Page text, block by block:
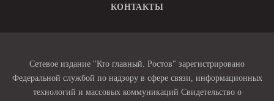
КОНТАКТЫ
Сетевое издание "Кто главный. Ростов" зарегистрировано
Федеральной службой по надзору в сфере связи, информационных
технологий и массовых коммуникаций Свидетельство о